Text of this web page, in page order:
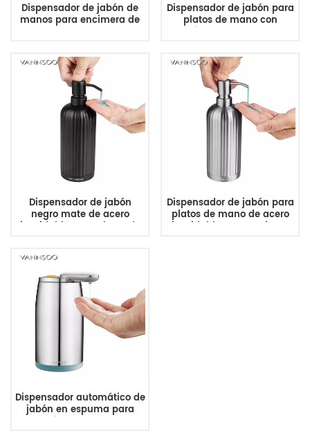
Dispensador de jabón de
manos para encimera de
Dispensador de jabón para
platos de mano con
empuje para mostrador de
dispensador de líquido
para lavavajillas
Dispensador de jabón
negro mate de acero
inoxidable para platos de
Dispensador de jabón para
platos de mano de acero
inoxidable para cocina y
Dispensador automático de
jabón en espuma para